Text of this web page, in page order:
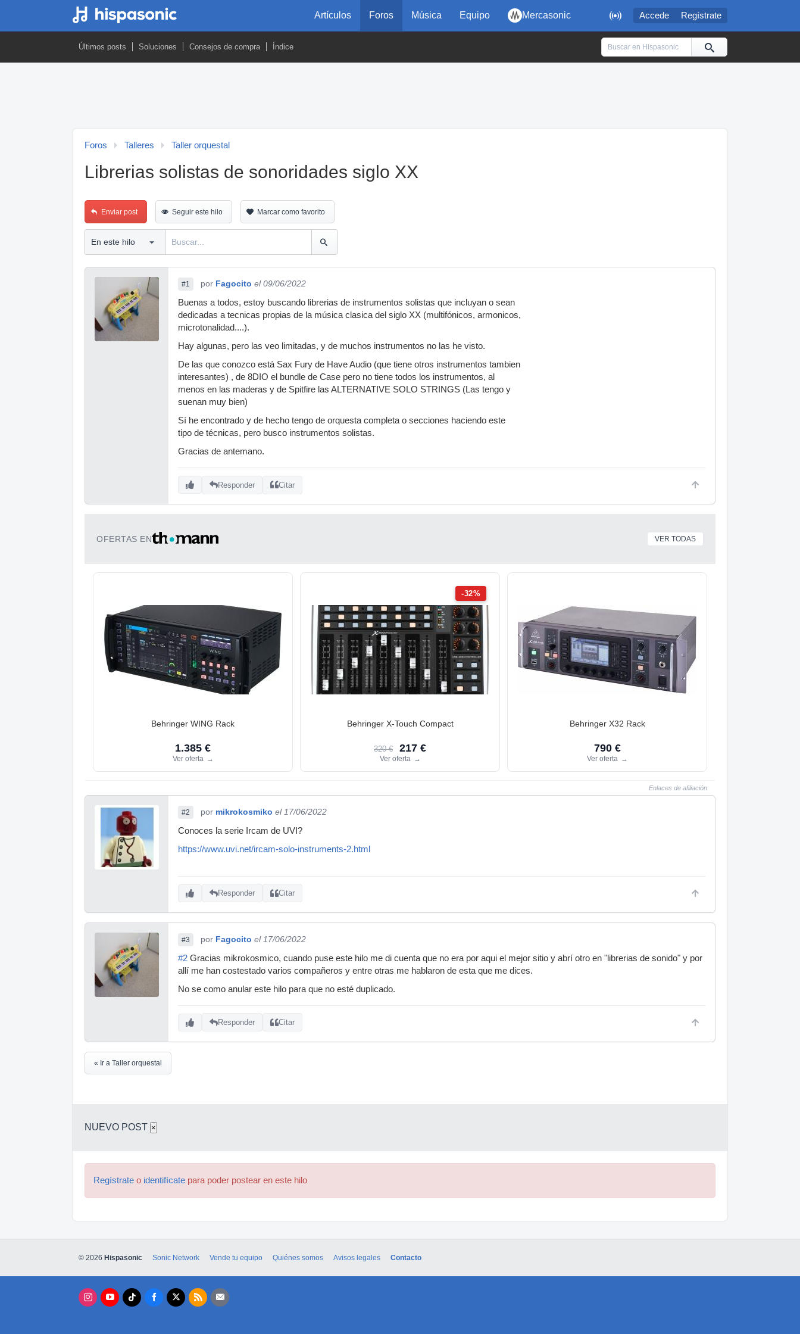
 Accede Regístrate
Artículos Foros Música Equipo Mercasonic
Últimos posts Soluciones Consejos de compra Índice
Foros Talleres Taller orquestal
Librerias solistas de sonoridades siglo XX
Enviar post Seguir este hilo Marcar como favorito
#1 por Fagocito el 09/06/2022
Buenas a todos, estoy buscando librerias de instrumentos solistas que incluyan o sean
dedicadas a tecnicas propias de la música clasica del siglo XX (multifónicos, armonicos,
microtonalidad....).
Hay algunas, pero las veo limitadas, y de muchos instrumentos no las he visto.
De las que conozco está Sax Fury de Have Audio (que tiene otros instrumentos tambien
interesantes) , de 8DIO el bundle de Case pero no tiene todos los instrumentos, al
menos en las maderas y de Spitfire las ALTERNATIVE SOLO STRINGS (Las tengo y
suenan muy bien)
Sí he encontrado y de hecho tengo de orquesta completa o secciones haciendo este
tipo de técnicas, pero busco instrumentos solistas.
Gracias de antemano.
Responder Citar
OFERTAS EN VER TODAS
Behringer WING Rack
1.385 €
Ver oferta →
-32%
Behringer X-Touch Compact
320 € 217 €
Ver oferta →
Behringer X32 Rack
790 €
Ver oferta →
Enlaces de afiliación
#2 por mikrokosmiko el 17/06/2022
Conoces la serie Ircam de UVI?
https://www.uvi.net/ircam-solo-instruments-2.html
Responder Citar
#3 por Fagocito el 17/06/2022
#2 Gracias mikrokosmico, cuando puse este hilo me di cuenta que no era por aqui el mejor sitio y abrí otro en "librerias de sonido" y por
allí me han costestado varios compañeros y entre otras me hablaron de esta que me dices.
No se como anular este hilo para que no esté duplicado.
Responder Citar
« Ir a Taller orquestal
NUEVO POST ×
Regístrate o identifícate para poder postear en este hilo
© 2026 Hispasonic Sonic Network Vende tu equipo Quiénes somos Avisos legales Contacto